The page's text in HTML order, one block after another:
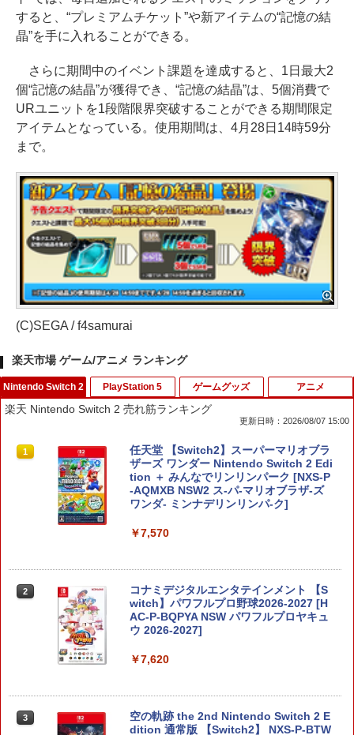
すると、“プレミアムチケット”や新アイテムの“記憶の結
晶”を手に入れることができる。
さらに期間中のイベント課題を達成すると、1日最大2
個“記憶の結晶”が獲得でき、“記憶の結晶”は、5個消費で
URユニットを1段階限界突破することができる期間限定
アイテムとなっている。使用期間は、4月28日14時59分
まで。
(C)SEGA / f4samurai
楽天市場 ゲーム/アニメ ランキング
Nintendo Switch 2
楽天 Nintendo Switch 2 売れ筋ランキング
更新日時：2026/08/07 15:00
1
任天堂 【Switch2】スーパーマリオブラ
ザーズ ワンダー Nintendo Switch 2 Edi
tion ＋ みんなでリンリンパーク [NXS-P
-AQMXB NSW2 ス-パ-マリオブラザ-ズ
ワンダ- ミンナデリンリンパ-ク]
￥7,570
2
コナミデジタルエンタテインメント 【S
witch】パワフルプロ野球2026-2027 [H
AC-P-BQPYA NSW パワフルプロヤキュ
ウ 2026-2027]
￥7,620
3
空の軌跡 the 2nd Nintendo Switch 2 E
dition 通常版 【Switch2】 NXS-P-BTW
PlayStation 5 ゲームグッズ アニメ